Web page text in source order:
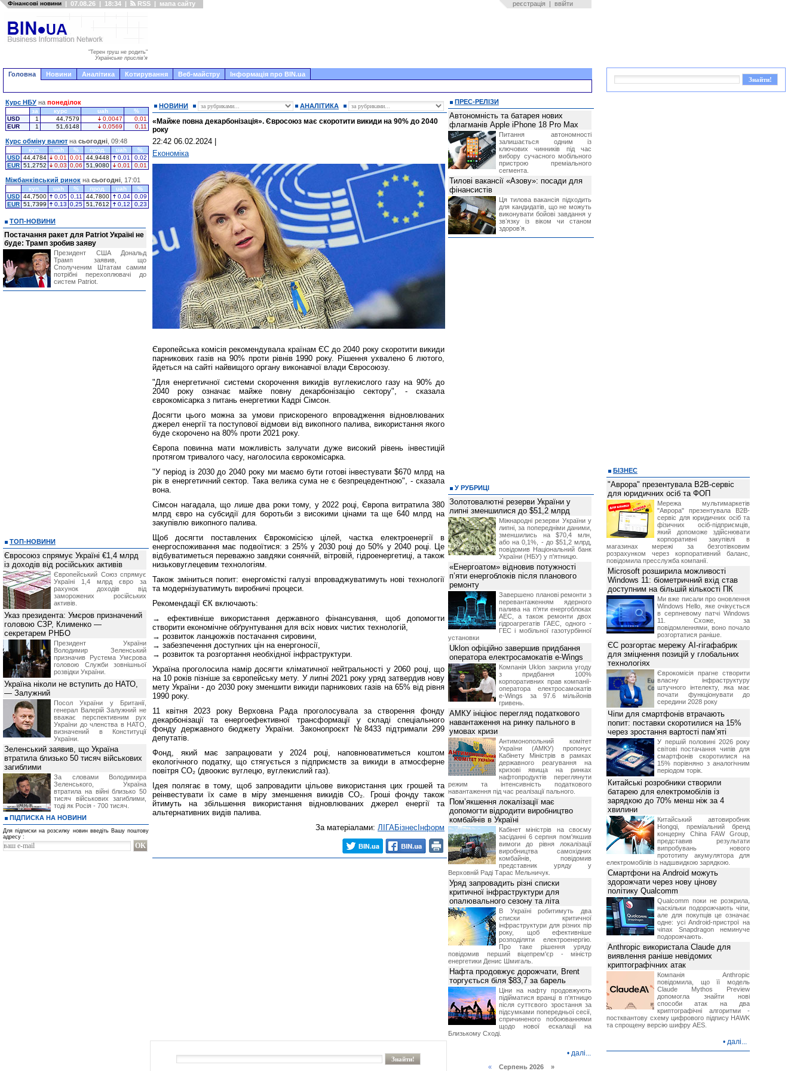
Фінансові новини | 07.08.26 | 18:34 | RSS | мапа сайту реєстрація | ввійти
"Терен груш не родить"
Українське прислів'я
Головна Новини Аналітика Котирування Веб-майстру Інформація про BIN.ua
НОВИНИ АНАЛІТИКА
«Майже повна декарбонізація». Євросоюз має скоротити викиди на 90% до 2040
року
22:42 06.02.2024
Економіка
Європейська комісія рекомендувала країнам ЄС до 2040 року скоротити викиди
парникових газів на 90% проти рівнів 1990 року. Рішення ухвалено 6 лютого,
йдеться на сайті найвищого органу виконавчої влади Євросоюзу.
"Для енергетичної системи скорочення викидів вуглекислого газу на 90% до
2040 року означає майже повну декарбонізацію сектору", - сказала
єврокомісарка з питань енергетики Кадрі Сімсон.
Досягти цього можна за умови прискореного впровадження відновлюваних
джерел енергії та поступової відмови від викопного палива, використання якого
буде скорочено на 80% проти 2021 року.
Європа повинна мати можливість залучати дуже високий рівень інвестицій
протягом тривалого часу, наголосила єврокомісарка.
"У період із 2030 до 2040 року ми маємо бути готові інвестувати $670 млрд на
рік в енергетичний сектор. Така велика сума не є безпрецедентною", - сказала
вона.
Сімсон нагадала, що лише два роки тому, у 2022 році, Європа витратила 380
млрд євро на субсидії для боротьби з високими цінами та ще 640 млрд на
закупівлю викопного палива.
Щоб досягти поставлених Єврокомісією цілей, частка електроенергії в
енергоспоживання має подвоїтися: з 25% у 2030 році до 50% у 2040 році. Це
відбуватиметься переважно завдяки сонячній, вітровій, гідроенергетиці, а також
низьковуглецевим технологіям.
Також зміниться попит: енергомісткі галузі впроваджуватимуть нові технології
та модернізуватимуть виробничі процеси.
Рекомендації ЄК включають:
→ ефективніше використання державного фінансування, щоб допомогти
створити економічне обґрунтування для всіх нових чистих технологій,
→ розвиток ланцюжків постачання сировини,
→ забезпечення доступних цін на енергоносії,
→ розвиток та розгортання необхідної інфраструктури.
Україна проголосила намір досягти кліматичної нейтральності у 2060 році, що
на 10 років пізніше за європейську мету. У липні 2021 року уряд затвердив нову
мету України - до 2030 року зменшити викиди парникових газів на 65% від рівня
1990 року.
11 квітня 2023 року Верховна Рада проголосувала за створення фонду
декарбонізації та енергоефективної трансформації у складі спеціального
фонду державного бюджету України. Законопроєкт №8433 підтримали 299
депутатів.
Фонд, який має запрацювати у 2024 році, наповнюватиметься коштом
екологічного податку, що стягується з підприємств за викиди в атмосферне
повітря CO₂ (двоокис вуглецю, вуглекислий газ).
Ідея полягає в тому, щоб запровадити цільове використання цих грошей та
реінвестувати їх саме в міру зменшення викидів CO₂. Гроші фонду також
йтимуть на збільшення використання відновлюваних джерел енергії та
альтернативних видів палива.
За матеріалами: ЛIГАБiзнесIнформ
Курс НБУ на понеділок
за курс uah
%
USD
1 44,7579 0,0047
0,01
EUR
1 51,6148 0,0569 0,11
Курс обміну валют на сьогодні , 09:48
куп. uah % прод. uah
%
USD 44,4784 0,01 0,01 44,9448 0,01
0,02
EUR 51,2752 0,03 0,06 51,9080 0,01 0,01
Міжбанківський ринок на сьогодні , 17:01
куп. uah % прод. uah
%
USD 44,7500 0,05 0,11 44,7800 0,04
0,09
EUR 51,7399 0,13 0,25 51,7612 0,12 0,23
ТОП-НОВИНИ
Постачання ракет для Patriot Україні не
буде: Трамп зробив заяву
Президент США Дональд
Трамп заявив, що
Сполученим Штатам самим
потрібні перехоплювачі до
систем Patriot.
ТОП-НОВИНИ
Євросоюз спрямує Україні €1,4 млрд
із доходів від російських активів
Європейський Союз спрямує
Україні 1,4 млрд євро за
рахунок доходів від
заморожених російських
активів.
Указ президента: Умєров призначений
головою СЗР, Клименко —
секретарем РНБО
Президент України
Володимир Зеленський
призначив Pустема Умєрова
головою Служби зовнішньої
розвідки України.
Україна ніколи не вступить до НАТО,
— Залужний
Посол України у Британії,
генерал Валерій Залужний не
вважає перспективним рух
України до членства в НАТО,
визначений в Конституції
України.
Зеленський заявив, що Україна
втратила близько 50 тисяч військових
загиблими
За словами Володимира
Зеленського, Україна
втратила на війні близько 50
тисяч військових загиблими,
тоді як Росія - 700 тисяч.
ПІДПИСКА НА НОВИНИ
Для підписки на розсилку новин введіть Вашу поштову
адресу :
ПРЕС-РЕЛІЗИ
Автономність та батарея нових
флагманів Apple iPhone 18 Pro Max
Питання автономності
залишається одним із
ключових чинників під час
вибору сучасного мобільного
пристрою преміального
сегмента.
Тилові вакансії «Азову»: посади для
фінансистів
Ця тилова вакансія підходить
для кандидатів, що не можуть
виконувати бойові завдання у
звʼязку із віком чи станом
здоровʼя.
У РУБРИЦІ
Золотовалютні резерви України у
липні зменшилися до $51,2 млрд
Міжнародні резерви України у
липні, за попередніми даними,
зменшились на $70,4 млн,
або на 0,1%, - до $51,2 млрд,
повідомив Національний банк
України (НБУ) у п'ятницю.
«Енергоатом» відновив потужності
п’яти енергоблоків після планового
ремонту
Завершено планові ремонти з
перевантаженням ядерного
палива на п'яти енергоблоках
АЕС, а також ремонти двох
гідроагрегатів ГАЕС, одного -
ГЕС і мобільної газотурбінної
установки
Uklon офіційно завершив придбання
оператора електросамокатів e-Wings
Компанія Uklon закрила угоду
з придбання 100%
корпоративних прав компанії-
оператора електросамокатів
e-Wings за 97.6 мільйонів
гривень.
АМКУ ініціює перегляд податкового
навантаження на ринку пального в
умовах кризи
Антимонопольний комітет
України (АМКУ) пропонує
Кабінету Міністрів в рамках
державного реагування на
кризові явища на ринках
нафтопродуктів переглянути
режим та інтенсивність податкового
навантаження під час реалізації пального.
Пом’якшення локалізації має
допомогти відродити виробництво
комбайнів в Україні
Кабінет міністрів на своєму
засіданні 6 серпня пом'якшив
вимоги до рівня локалізації
виробництва самохідних
комбайнів, повідомив
представник уряду у
Верховній Раді Тарас Мельничук.
Уряд запровадить різні списки
критичної інфраструктури для
опалювального сезону та літа
В Україні робитимуть два
списки критичної
інфраструктури для різних пір
року, щоб ефективніше
розподіляти електроенергію.
Про таке рішення уряду
повідомив перший віцепрем'єр - міністр
енергетики Денис Шмигаль.
Нафта продовжує дорожчати, Brent
торгується біля $83,7 за барель
Ціни на нафту продовжують
підійматися вранці в п'ятницю
після суттєвого зростання за
підсумками попередньої сесії,
спричиненого побоюваннями
щодо нової ескалації на
Близькому Сході.
• далі...
«Серпень 2026 »
БІЗНЕС
"Аврора" презентувала B2B-сервіс
для юридичних осіб та ФОП
Мережа мультимаркетів
"Аврора" презентувала B2B-
сервіс для юридичних осіб та
фізичних осіб-підприємців,
який допоможе здійснювати
корпоративні закупівлі в
магазинах мережі за безготівковим
розрахунком через корпоративний баланс,
повідомила пресслужба компанії.
Microsoft розширила можливості
Windows 11: біометричний вхід став
доступним на більшій кількості ПК
Ми вже писали про оновлення
Windows Hello, яке очікується
в серпневому патчі Windows
11. Схоже, за
повідомленнями, воно почало
розгортатися раніше.
ЄС розгортає мережу AI-гігафабрик
для зміцнення позицій у глобальних
технологіях
Єврокомісія прагне створити
власну інфраструктуру
штучного інтелекту, яка має
почати функціонувати до
середини 2028 року
Чіпи для смартфонів втрачають
попит: поставки скоротилися на 15%
через зростання вартості пам’яті
У першій половині 2026 року
світові постачання чипів для
смартфонів скоротилися на
15% порівняно з аналогічним
періодом торік.
Китайські розробники створили
батарею для електромобілів із
зарядкою до 70% менш ніж за 4
хвилини
Китайський автовиробник
Hongqi, преміальний бренд
концерну China FAW Group,
представив результати
випробувань нового
прототипу акумулятора для
електромобілів із надшвидкою зарядкою.
Смартфони на Android можуть
здорожчати через нову цінову
політику Qualcomm
Qualcomm поки не розкрила,
наскільки подорожчають чіпи,
але для покупців це означає
одне: усі Android-пристрої на
чіпах Snapdragon неминуче
подорожчають.
Anthropic використала Claude для
виявлення раніше невідомих
криптографічних атак
Компанія Anthropic
повідомила, що її модель
Claude Mythos Preview
допомогла знайти нові
способи атак на два
криптографічні алгоритми -
постквантову схему цифрового підпису HAWK
та спрощену версію шифру AES.
• далі...